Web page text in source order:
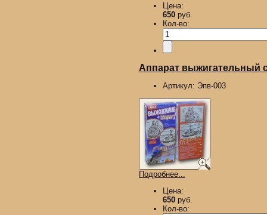
Цена:
650 руб.
Кол-во:
Аппарат выжигательный
Артикул: Эпв-003
Подробнее...
Цена:
650 руб.
Кол-во: